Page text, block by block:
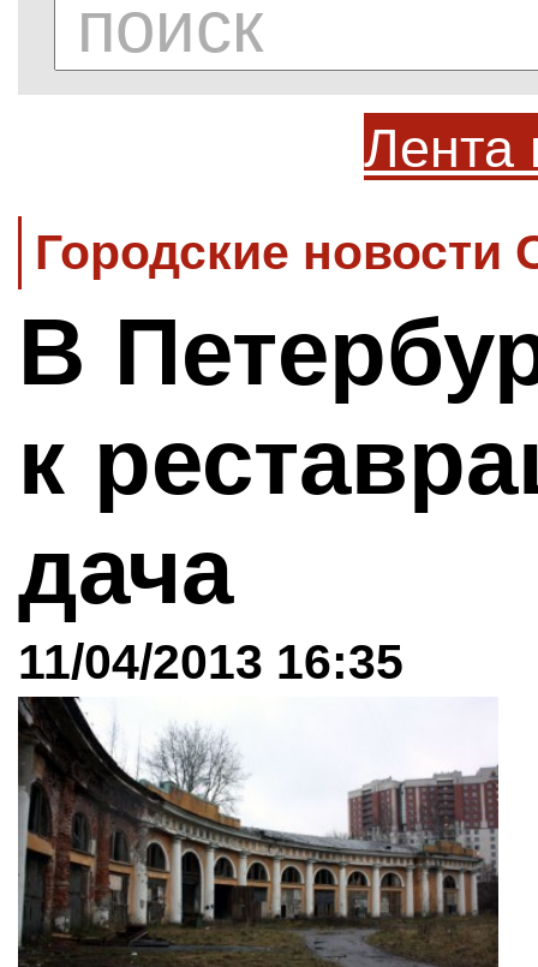
Лента
Городские новости
В
к
дача
11/04/2013 16:35